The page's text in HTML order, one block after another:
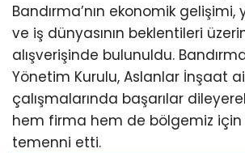
Bandırma’nın ekonomik gelişimi,
ve iş dünyasının beklentileri
alışverişinde bulunuldu.
Yönetim Kurulu, Aslanlar İnşaat
çalışmalarında başarılar
hem firma hem de bölgemiz için
temenni etti.